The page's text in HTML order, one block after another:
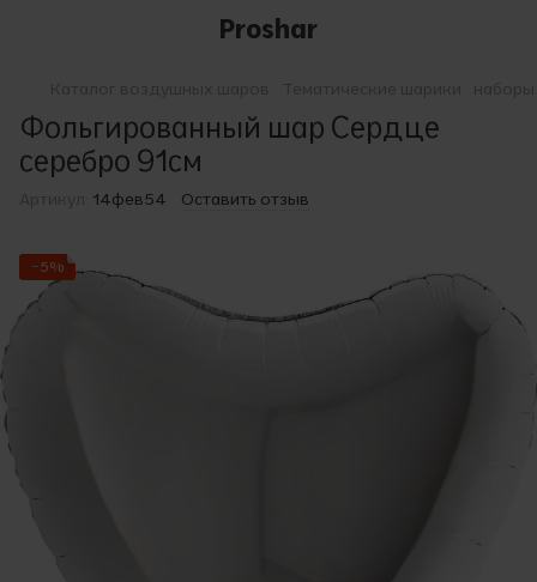
Proshar
Фольгированный шар Сердце
серебро 91см
14фев54 Оставить отзыв
−5%